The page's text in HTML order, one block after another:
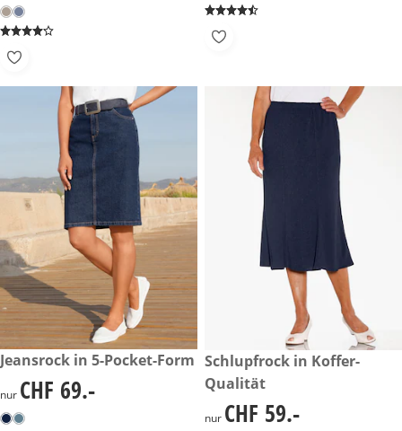
CHF 69.-
Jeansrock in 5-Pocket-Form
CHF 69.-
nur CHF 69.-
CHF 59.-
Schlupfrock in Koffer-
Qualität
CHF 59.-
nur CHF 59.-